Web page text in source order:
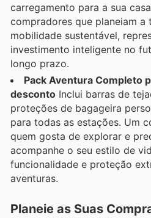
carregamento para a sua
compradores que planeiam a
mobilidade sustentável,
investimento inteligente no
longo prazo.
Pack Aventura Completo
desconto Inclui barras de
proteções de bagageira
para todas as estações. Um
quem gosta de explorar e
acompanhe o seu estilo de
funcionalidade e proteção
aventuras.
Planeie as Suas